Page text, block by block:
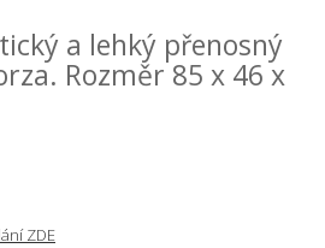
a lehký přenosný
Rozměr 85 x 46 x
ZDE